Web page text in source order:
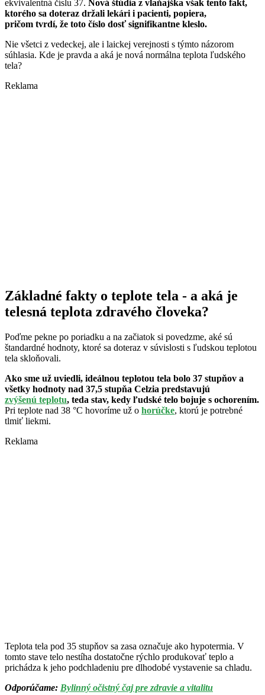
ekvivalentná číslu 37. Nová štúdia z vlaňajška však tento fakt,
ktorého sa doteraz držali lekári i pacienti, popiera,
pričom tvrdí, že toto číslo dosť signifikantne kleslo.
Nie všetci z vedeckej, ale i laickej verejnosti s týmto názorom
súhlasia. Kde je pravda a aká je nová normálna teplota ľudského
tela?
Reklama
Základné fakty o teplote tela - a aká je
telesná teplota zdravého človeka?
Poďme pekne po poriadku a na začiatok si povedzme, aké sú
štandardné hodnoty, ktoré sa doteraz v súvislosti s ľudskou teplotou
tela skloňovali.
Ako sme už uviedli, ideálnou teplotou tela bolo 37 stupňov a
všetky hodnoty nad 37,5 stupňa Celzia predstavujú
zvýšenú teplotu, teda stav, kedy ľudské telo bojuje s ochorením.
Pri teplote nad 38 °C hovoríme už o horúčke, ktorú je potrebné
tlmiť liekmi.
Reklama
Teplota tela pod 35 stupňov sa zasa označuje ako hypotermia. V
tomto stave telo nestíha dostatočne rýchlo produkovať teplo a
prichádza k jeho podchladeniu pre dlhodobé vystavenie sa chladu.
Odporúčame: Bylinný očistný čaj pre zdravie a vitalitu